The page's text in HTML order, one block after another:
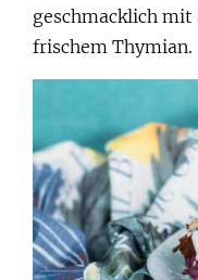
geschmacklich
frischem Thymian.